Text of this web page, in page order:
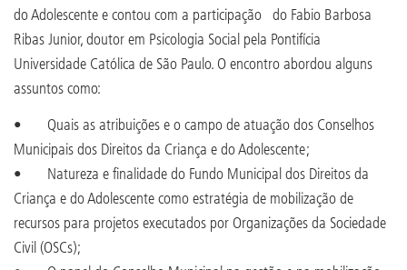
do Adolescente e contou com a participação do Fabio Barbosa
Ribas Junior, doutor em Psicologia Social pela Pontifícia
Universidade Católica de São Paulo. O encontro abordou alguns
assuntos como:
• Quais as atribuições e o campo de atuação dos Conselhos
Municipais dos Direitos da Criança e do Adolescente;
• Natureza e finalidade do Fundo Municipal dos Direitos da
Criança e do Adolescente como estratégia de mobilização de
recursos para projetos executados por Organizações da Sociedade
Civil (OSCs);